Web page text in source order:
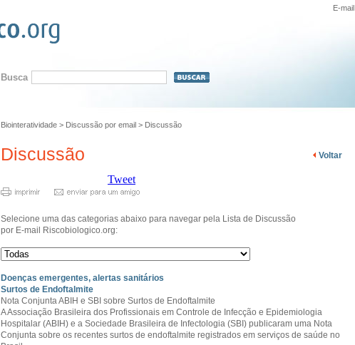
E-mail
Busca
Biointeratividade > Discussão por email > Discussão
Discussão Voltar
Tweet
Selecione uma das categorias abaixo para navegar pela Lista de Discussão
por E-mail Riscobiologico.org:
Doenças emergentes, alertas sanitários
Surtos de Endoftalmite
Nota Conjunta ABIH e SBI sobre Surtos de Endoftalmite
A Associação Brasileira dos Profissionais em Controle de Infecção e Epidemiologia
Hospitalar (ABIH) e a Sociedade Brasileira de Infectologia (SBI) publicaram uma Nota
Conjunta sobre os recentes surtos de endoftalmite registrados em serviços de saúde no